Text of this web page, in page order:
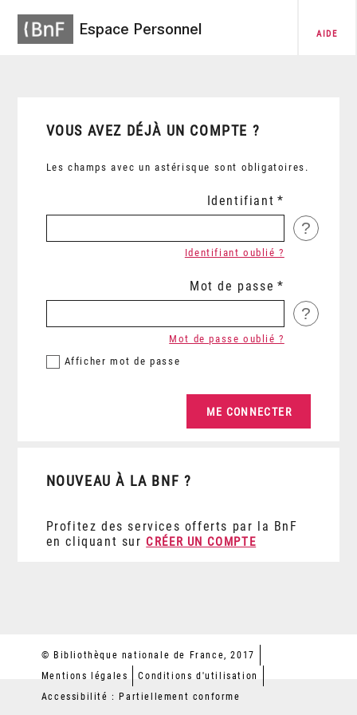
Espace Personnel AIDE
VOUS AVEZ DÉJÀ UN COMPTE ?
Les champs avec un astérisque sont obligatoires.
Identifiant
?
Identifiant oublié ?
Mot de passe
?
Afficher mot de passe
Mot de passe oublié ?
NOUVEAU À LA BNF ?
Profitez des services offerts par la BnF
en cliquant sur CRÉER UN COMPTE
© Bibliothèque nationale de France, 2017
Mentions légales
Conditions d'utilisation
Accessibilité : Partiellement conforme